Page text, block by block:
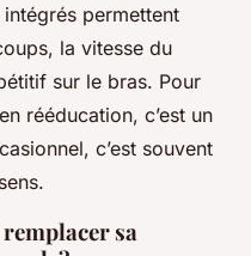
permettent
la vitesse du
sur le bras. Pour
rééducation, c’est un
c’est souvent
sa